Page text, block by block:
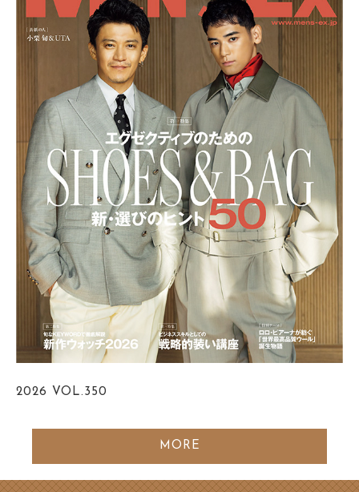
2026 VOL.350
MORE